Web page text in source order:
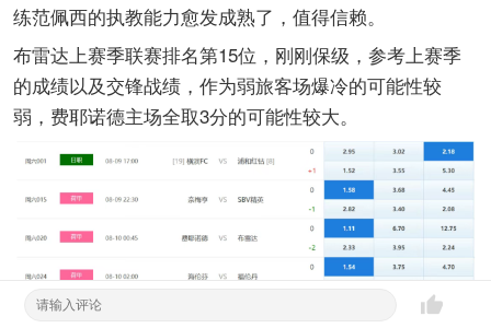
练范佩西的执教能力愈发成熟了，值得信赖。
布雷达上赛季联赛排名第15位，刚刚保级，参考上赛季
的成绩以及交锋战绩，作为弱旅客场爆冷的可能性较
弱，费耶诺德主场全取3分的可能性较大。